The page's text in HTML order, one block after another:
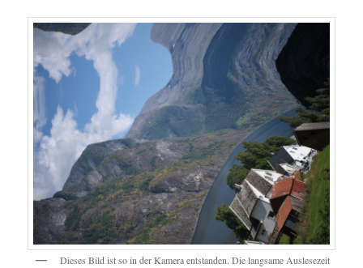
Dieses Bild ist so in der Kamera entstanden. Die langsame Auslesezeit